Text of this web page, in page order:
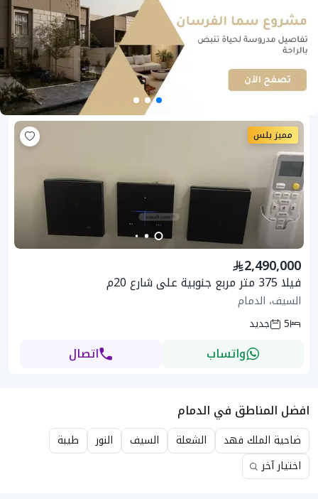
مميز بلس
2,490,000
فيلا 375 متر مربع جنوبية على شارع 20م
السيف، الدمام
5
جديد
واتساب اتصال
افضل المناطق في الدمام
ضاحية الملك فهد الشعلة السيف النور
طيبة
اختيار آخر